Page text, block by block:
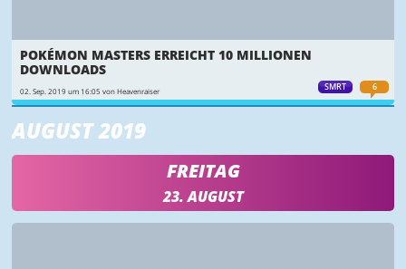
SMRT 6
POKÉMON MASTERS ERREICHT 10 MILLIONEN
DOWNLOADS
02. Sep. 2019 um 16:05 von Heavenraiser
AUGUST 2019
FREITAG
23. AUGUST